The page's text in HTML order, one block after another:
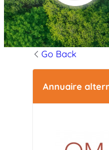
Go Back
Annuaire